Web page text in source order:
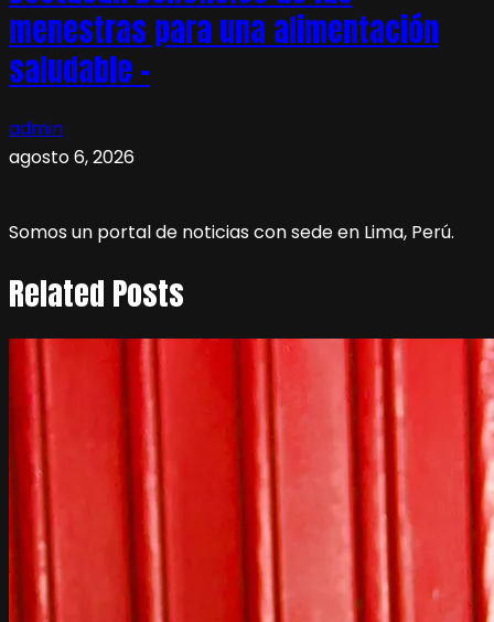
menestras para una alimentación
saludable –
admin
agosto 6, 2026
Somos un portal de noticias con sede en Lima, Perú.
Related Posts